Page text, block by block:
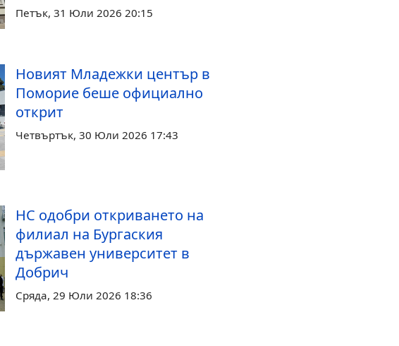
Петък, 31 Юли 2026 20:15
Новият Младежки център в
Поморие беше официално
открит
Четвъртък, 30 Юли 2026 17:43
НС одобри откриването на
филиал на Бургаския
държавен университет в
Добрич
Сряда, 29 Юли 2026 18:36